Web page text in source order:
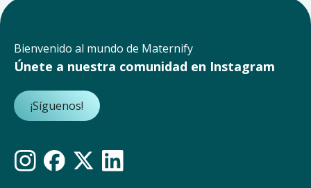
Bienvenido al mundo de Maternify
Únete a nuestra comunidad en Instagram
¡Síguenos!